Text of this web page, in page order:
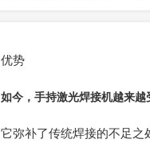
优势
如今，手持激光焊接机越来
它弥补了传统焊接的不足之